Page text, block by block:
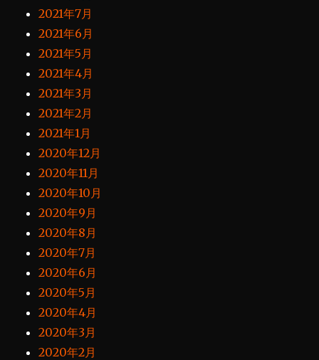
2021年7月
2021年6月
2021年5月
2021年4月
2021年3月
2021年2月
2021年1月
2020年12月
2020年11月
2020年10月
2020年9月
2020年8月
2020年7月
2020年6月
2020年5月
2020年4月
2020年3月
2020年2月